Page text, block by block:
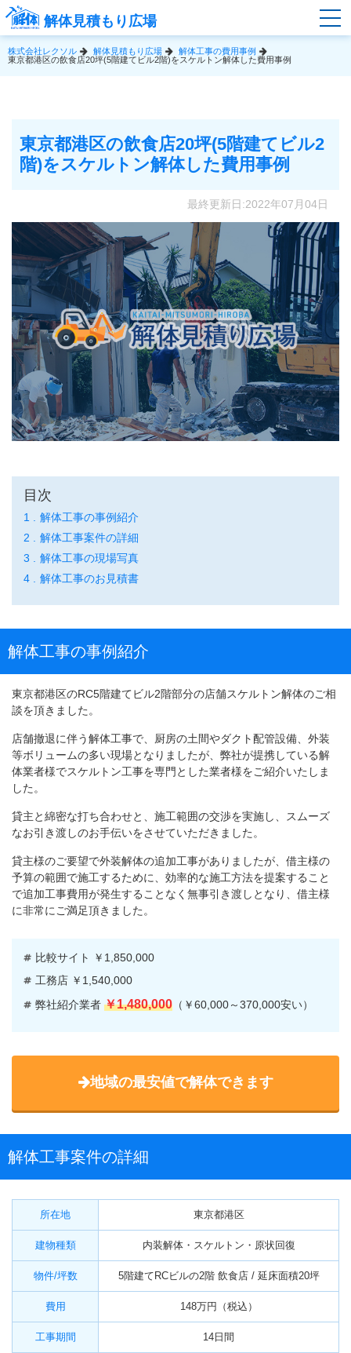
解体見積もり広場
株式会社レクソル 解体見積もり広場
解体工事の費用事例
東京都港区の飲食店20坪(5階建てビル2階)をスケルトン解体した費用事例
東京都港区の飲食店20坪(5階建てビル2
階)をスケルトン解体した費用事例
最終更新日:2022年07月04日
目次
解体工事の事例紹介
解体工事案件の詳細
解体工事の現場写真
解体工事のお見積書
解体工事の事例紹介
東京都港区のRC5階建てビル2階部分の店舗スケルトン解体のご相
談を頂きました。
店舗撤退に伴う解体工事で、厨房の土間やダクト配管設備、外装
等ボリュームの多い現場となりましたが、弊社が提携している解
体業者様でスケルトン工事を専門とした業者様をご紹介いたしま
した。
貸主と綿密な打ち合わせと、施工範囲の交渉を実施し、スムーズ
なお引き渡しのお手伝いをさせていただきました。
貸主様のご要望で外装解体の追加工事がありましたが、借主様の
予算の範囲で施工するために、効率的な施工方法を提案すること
で追加工事費用が発生することなく無事引き渡しとなり、借主様
に非常にご満足頂きました。
比較サイト ￥1,850,000
工務店 ￥1,540,000
弊社紹介業者 ￥1,480,000 （￥60,000～370,000安い）
地域の最安値で解体できます
解体工事案件の詳細
所在地 東京都港区
建物種類 内装解体・スケルトン・原状回復
物件/坪数 5階建てRCビルの2階 飲食店 / 延床面積20坪
費用 148万円（税込）
工事期間 14日間